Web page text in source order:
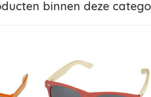
binnen deze